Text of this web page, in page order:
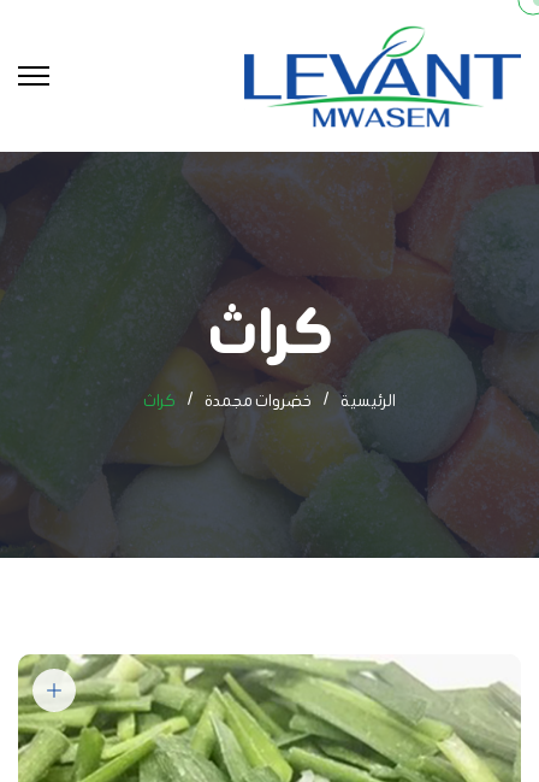
كراث
الرئيسية خضروات مجمدة كراث